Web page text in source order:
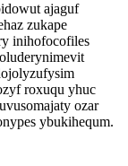
ajaguf
zukape
inihofocofiles
roxuqu yhuc
ozar
ybukihequm.